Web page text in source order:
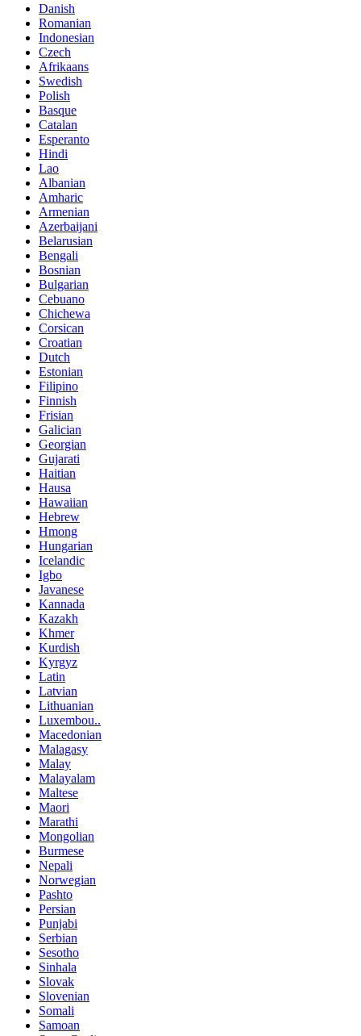
Danish
Romanian
Indonesian
Czech
Afrikaans
Swedish
Polish
Basque
Catalan
Esperanto
Hindi
Lao
Albanian
Amharic
Armenian
Azerbaijani
Belarusian
Bengali
Bosnian
Bulgarian
Cebuano
Chichewa
Corsican
Croatian
Dutch
Estonian
Filipino
Finnish
Frisian
Galician
Georgian
Gujarati
Haitian
Hausa
Hawaiian
Hebrew
Hmong
Hungarian
Icelandic
Igbo
Javanese
Kannada
Kazakh
Khmer
Kurdish
Kyrgyz
Latin
Latvian
Lithuanian
Luxembou..
Macedonian
Malagasy
Malay
Malayalam
Maltese
Maori
Marathi
Mongolian
Burmese
Nepali
Norwegian
Pashto
Persian
Punjabi
Serbian
Sesotho
Sinhala
Slovak
Slovenian
Somali
Samoan